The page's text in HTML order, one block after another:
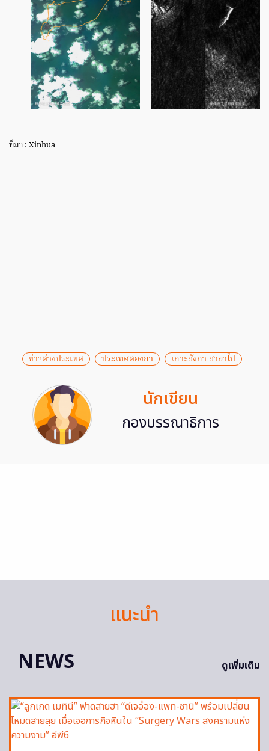
ที่มา : Xinhua
ข่าวต่างประเทศ ประเทศตองกา เกาะฮังกา ฮายาไป
นักเขียน
กองบรรณาธิการ
แนะนำ
NEWS
ดูเพิ่มเติม